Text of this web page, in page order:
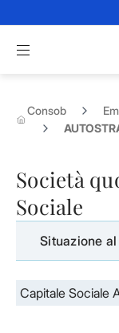
Apri menu di
Consob
Società
Sociale
Situazione
Capitale Sociale